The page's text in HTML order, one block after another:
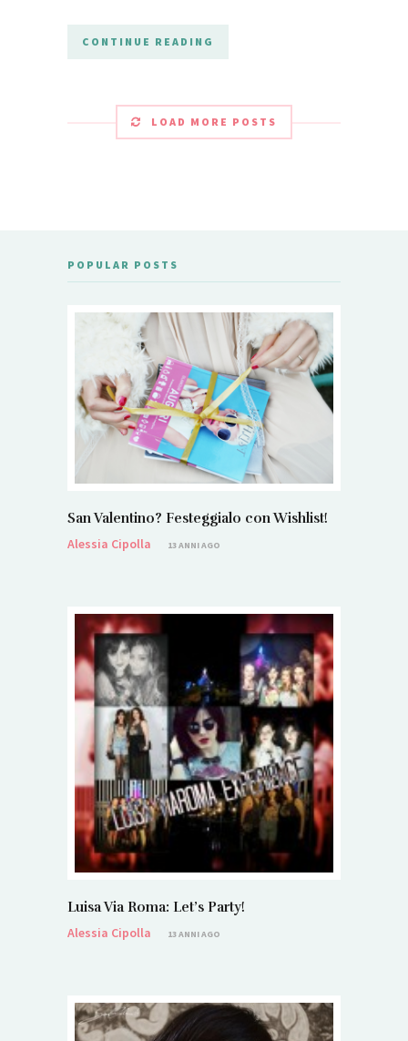
CONTINUE READING
LOAD MORE POSTS
POPULAR POSTS
San Valentino? Festeggialo con Wishlist!
Alessia Cipolla
13 ANNI AGO
Luisa Via Roma: Let’s Party!
Alessia Cipolla
13 ANNI AGO